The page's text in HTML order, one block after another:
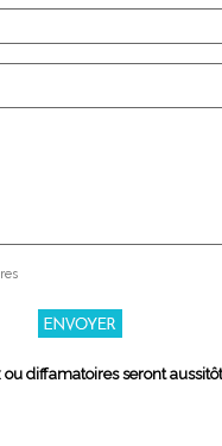
diffamatoires seront